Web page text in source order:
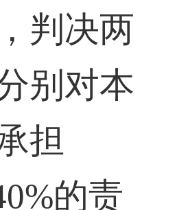
判决两
别对本
担
的责